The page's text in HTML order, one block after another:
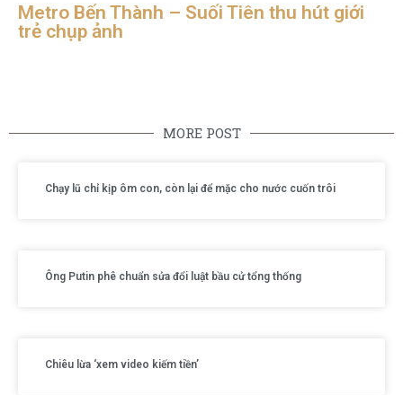
Metro Bến Thành – Suối Tiên thu hút giới
trẻ chụp ảnh
MORE POST
Chạy lũ chỉ kịp ôm con, còn lại để mặc cho nước cuốn trôi
Ông Putin phê chuẩn sửa đổi luật bầu cử tổng thống
Chiêu lừa ‘xem video kiếm tiền’